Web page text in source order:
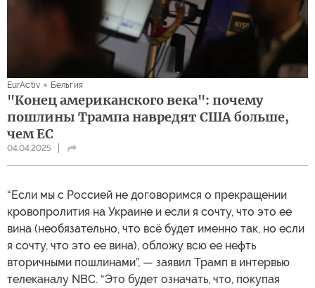
EurActiv Бельгия
"Конец американского века": почему
пошлины Трампа навредят США больше,
чем ЕС
04.04.2025
“Если мы с Россией не договоримся о прекращении
кровопролития на Украине и если я сочту, что это ее
вина (необязательно, что всё будет именно так, но если
я сочту, что это ее вина), обложу всю ее нефть
вторичными пошлинами”, — заявил Трамп в интервью
телеканалу NBC. “Это будет означать, что, покупая